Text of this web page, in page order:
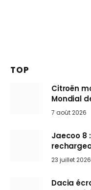
TOP
Citroën
Mondial
Mini
7 août 2026
Jaecoo 8
arrive en
23 juillet 2026
Dacia